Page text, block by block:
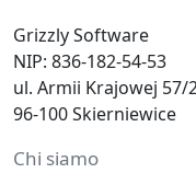
Grizzly Software
NIP: 836-182-54-53
ul. Armii Krajowej 57/
96-100 Skierniewice
Chi siamo